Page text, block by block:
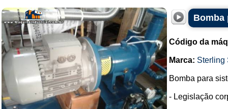
Bomba
Código da
Marca: Sterling
Bomba para
- Legislação